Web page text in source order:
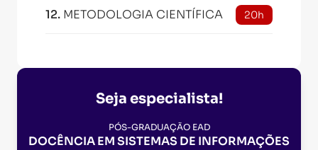
12. METODOLOGIA CIENTÍFICA 20h
Seja especialista!
PÓS-GRADUAÇÃO EAD
DOCÊNCIA EM SISTEMAS DE INFORMAÇÕES